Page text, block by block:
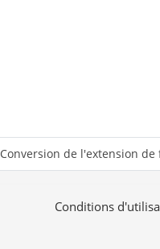
Conversion de l'extension de
Conditions